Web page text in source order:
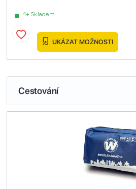
4+ Skladem
UKÁZAT MOŽNOSTI
Cestování